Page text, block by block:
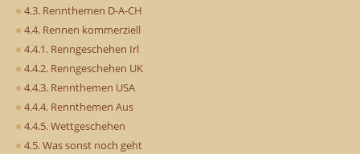
4.3. Rennthemen D-A-CH
4.4. Rennen kommerziell
4.4.1. Renngeschehen Irl
4.4.2. Renngeschehen UK
4.4.3. Rennthemen USA
4.4.4. Rennthemen Aus
4.4.5. Wettgeschehen
4.5. Was sonst noch geht